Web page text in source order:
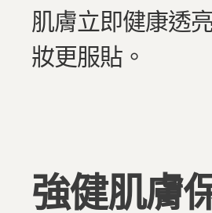
肌膚立即健康透
妝更服貼。
強健肌膚